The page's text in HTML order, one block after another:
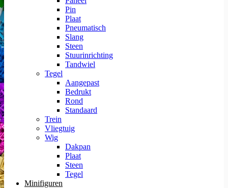
Pin
Plaat
Pneumatisch
Slang
Steen
Stuurinrichting
Tandwiel
Tegel
Aangepast
Bedrukt
Rond
Standaard
Trein
Vliegtuig
Wig
Dakpan
Plaat
Steen
Tegel
Minifiguren